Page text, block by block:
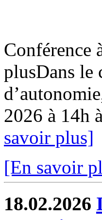
Conférence
plusDans le
2026 à 14h
savoir plus]
[En savoir
18.02.2026